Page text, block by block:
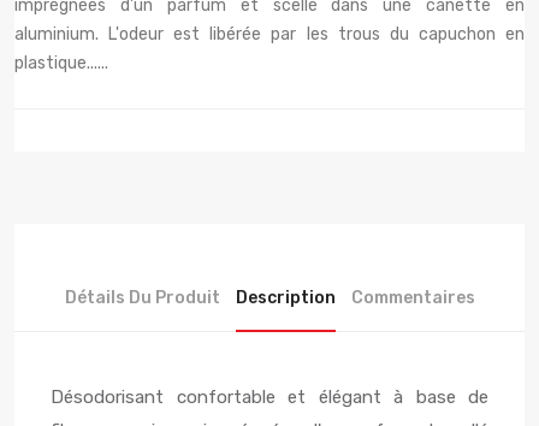
imprégnées d'un parfum et scellé dans une canette en
aluminium. L'odeur est libérée par les trous du capuchon en
plastique......
Détails Du Produit Description Commentaires
Désodorisant confortable et élégant à base de